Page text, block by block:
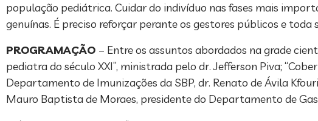
população pediátrica. Cuidar do indivíduo nas fases mais
genuínas. É preciso reforçar perante os gestores públicos e
PROGRAMAÇÃO – Entre os assuntos abordados na grade
pediatra do século XXI”, ministrada pelo dr. Jefferson Piva;
Departamento de Imunizações da SBP, dr. Renato de Ávila
Mauro Baptista de Moraes, presidente do Departamento de